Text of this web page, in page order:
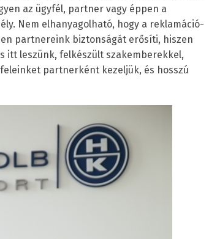
az ügyfél, partner vagy éppen a
Nem elhanyagolható, hogy a reklamáció-
partnereink biztonságát erősíti, hiszen
itt leszünk, felkészült szakemberekkel,
partnerként kezeljük, és hosszú